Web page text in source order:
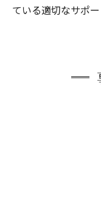
ている適切なサポ